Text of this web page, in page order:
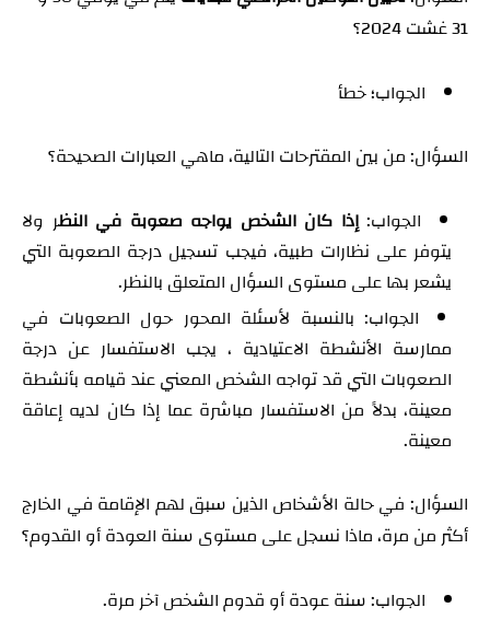
31 غشت 2024؟
الجواب؛ خطأ
السؤال: من بين المقترحات التالية، ماهي العبارات الصحيحة؟
الجواب:إذا كان الشخص يواجه صعوبة في النظر ولا
يتوفر على نظارات طبية، فيجب تسجيل درجة الصعوبة التي
يشعر بها على مستوى السؤال المتعلق بالنظر.
الجواب: بالنسبة لأسئلة المحور حول الصعوبات في
ممارسة الأنشطة الاعتيادية ، يجب الاستفسار عن درجة
الصعوبات التي قد تواجه الشخص المعني عند قيامه بأنشطة
معينة، بدلاً من الاستفسار مباشرة عما إذا كان لديه إعاقة
معينة.
السؤال: في حالة الأشخاص الذين سبق لهم الإقامة في الخارج
أكثر من مرة، ماذا نسجل على مستوى سنة العودة أو القدوم؟
الجواب: سنة عودة أو قدوم الشخص آخر مرة.